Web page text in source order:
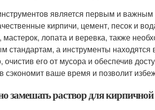
является первым и
кирпичи, цемент, песок и
мастерок, лопата и веревка, также
стандартам, а инструменты
очистив его от мусора и обеспечив
сэкономит ваше время и позволит
замешать раствор для